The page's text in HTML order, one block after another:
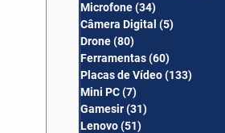
Microfone(34)
Câmera Digital (5)
Drone(80)
Ferramentas(60)
Placas de Vídeo(133)
Mini PC(7)
Gamesir(31)
Lenovo(51)